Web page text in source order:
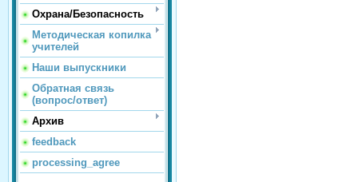
Охрана/Безопасность
Методическая копилка
учителей
Наши выпускники
Обратная связь
(вопрос/ответ)
Архив
feedback
processing_agree